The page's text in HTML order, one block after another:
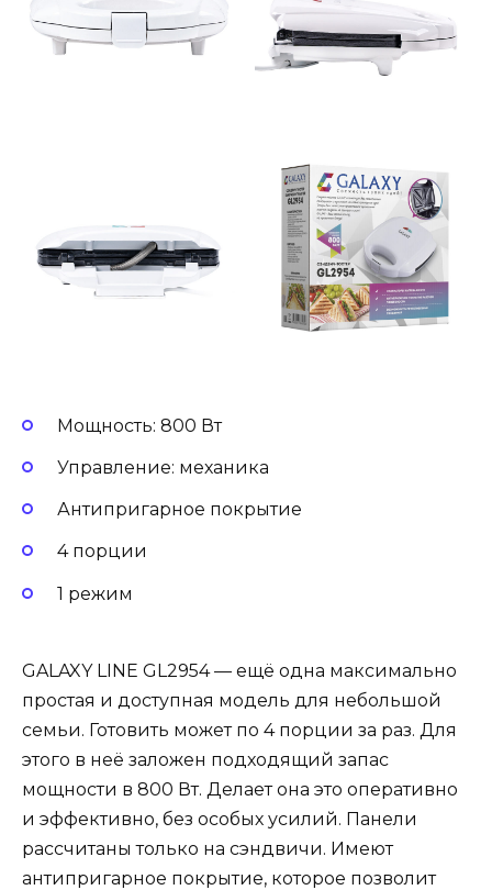
Мощность: 800 Вт
Управление: механика
Антипригарное покрытие
4 порции
1 режим
GALAXY LINE GL2954 — ещё одна максимально
простая и доступная модель для небольшой
семьи. Готовить может по 4 порции за раз. Для
этого в неё заложен подходящий запас
мощности в 800 Вт. Делает она это оперативно
и эффективно, без особых усилий. Панели
рассчитаны только на сэндвичи. Имеют
антипригарное покрытие, которое позволит